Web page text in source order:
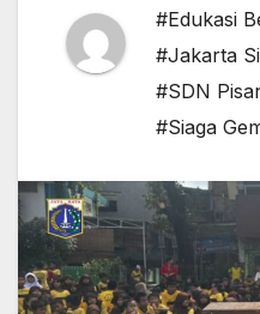
#Edukasi
#Jakarta
#SDN
#Siaga